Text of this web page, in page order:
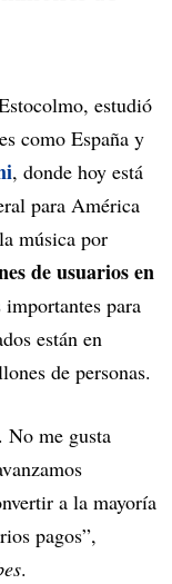
estudió
como España y
, donde hoy está
para América
música por
de usuarios en
para
están en
de personas.
. No me gusta
a la mayoría
pagos”,
.